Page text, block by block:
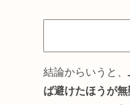
結論からいうと、
ば避けたほうが無